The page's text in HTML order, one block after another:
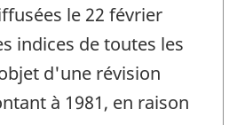
le 22 février
indices de toutes les
d'une révision
à 1981, en raison